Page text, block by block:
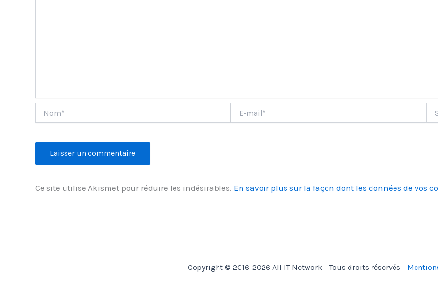
mail*
Ce site utilise Akismet pour réduire les indésirables. En savoir plus sur la façon dont les données de vos
Copyright © 2016-2026 All IT Network - Tous droits réservés -